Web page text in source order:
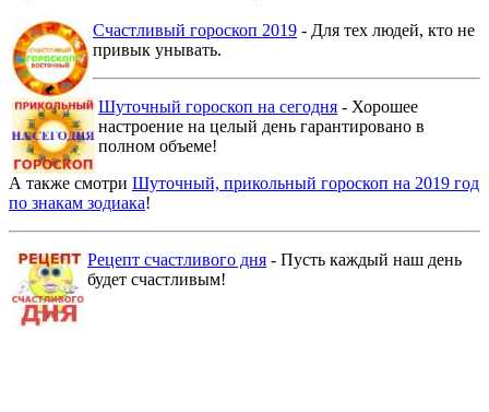
Счастливый гороскоп 2019 - Для тех людей, кто не
привык унывать.
Шуточный гороскоп на сегодня - Хорошее
настроение на целый день гарантировано в
полном объеме!
А также смотри Шуточный, прикольный гороскоп на 2019 год
по знакам зодиака!
Рецепт счастливого дня - Пусть каждый наш день
будет счастливым!